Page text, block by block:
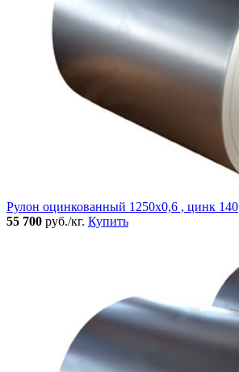
Рулон оцинкованный 1250х0,6 , цинк 140
55 700 руб./кг. Купить